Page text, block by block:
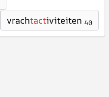
vrachtactiviteiten 40